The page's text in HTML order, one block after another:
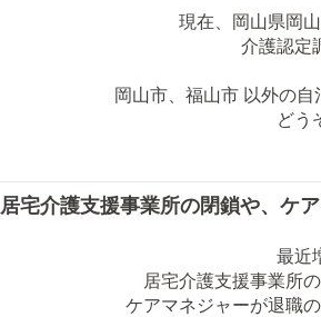
現在、岡山県岡
介護認定
岡山市、福山市 以外の自
どう
居宅介護支援事業所の閉鎖や、ケ
最近
居宅介護支援事業所
ケアマネジャーが退職